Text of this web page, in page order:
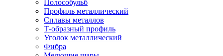
Полособульб
Профиль металлический
Сплавы металлов
Т-образный профиль
Уголок металлический
Фибра